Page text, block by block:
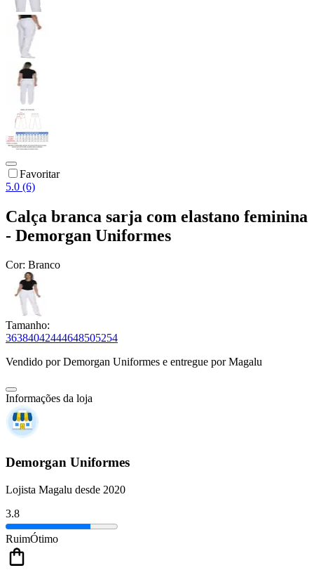
Favoritar
5.0 (6)
Calça branca sarja com elastano feminina
- Demorgan Uniformes
Cor: Branco
Tamanho:
36384042444648505254
Vendido porDemorgan Uniformes e entregue por Magalu
Informações da loja
Demorgan Uniformes
Lojista Magalu desde 2020
3.8
RuimÓtimo